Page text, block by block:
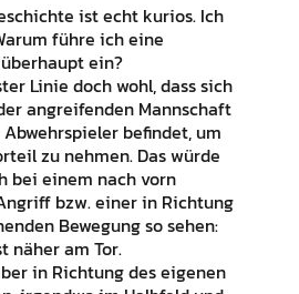
ist echt kurios. Ich
führe ich eine
ein?
Linie doch wohl, dass sich
angreifenden Mannschaft
befindet, um
zu nehmen. Das würde
bei einem nach vorn
bzw. einer in Richtung
Bewegung so sehen:
näher am Tor.
in Richtung des eigenen